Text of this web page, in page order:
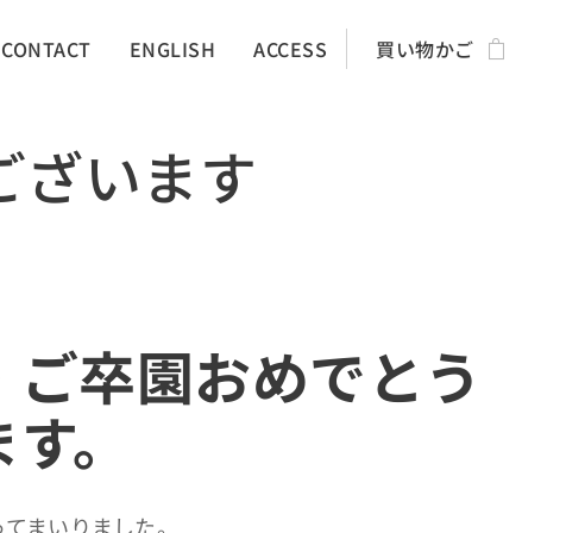
CONTACT ENGLISH ACCESS 買い物かご
ざいます
ご卒園おめでとう
。
まいりました。